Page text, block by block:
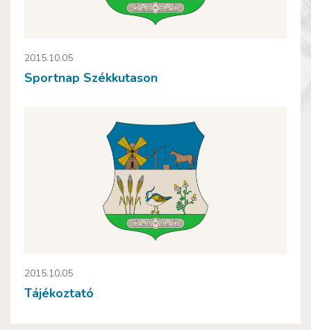
2015.10.05
Sportnap Székkutason
2015.10.05
Tájékoztató